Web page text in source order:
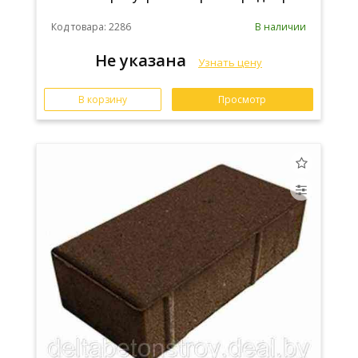
Код товара: 2286 В наличии
Не указана Узнать цену
В корзину Просмотр